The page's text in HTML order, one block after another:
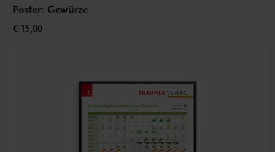
Poster: Gewürze
€ 15,00